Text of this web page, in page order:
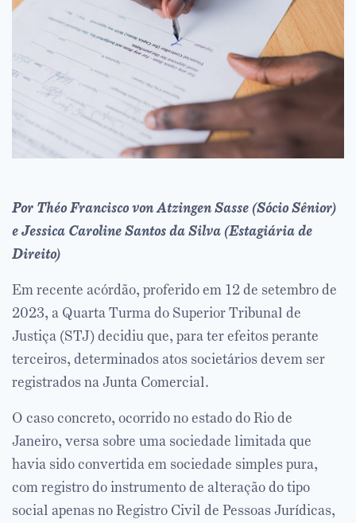
Por Théo Francisco von Atzingen Sasse (Sócio Sênior)
e Jessica Caroline Santos da Silva (Estagiária de
Direito)
Em recente acórdão, proferido em 12 de setembro de
2023, a Quarta Turma do Superior Tribunal de
Justiça (STJ) decidiu que, para ter efeitos perante
terceiros, determinados atos societários devem ser
registrados na Junta Comercial.
O caso concreto, ocorrido no estado do Rio de
Janeiro, versa sobre uma sociedade limitada que
havia sido convertida em sociedade simples pura,
com registro do instrumento de alteração do tipo
social apenas no Registro Civil de Pessoas Jurídicas,